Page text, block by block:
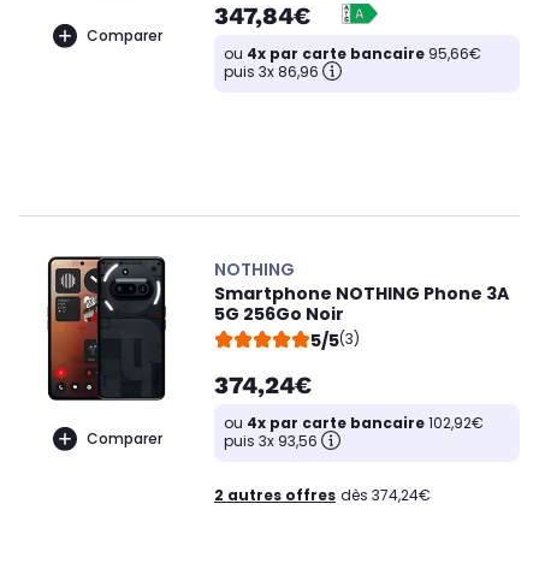
Comparer
347,84€
ou 4x par carte bancaire 95,66€
puis 3x 86,96
Comparer
NOTHING
Smartphone NOTHING Phone 3A
5G 256Go Noir
5/5(3)
374,24€
ou 4x par carte bancaire102,92€
puis 3x 93,56
2 autres offres dès 374,24€